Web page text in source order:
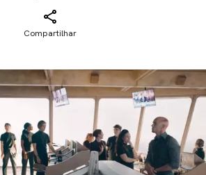
Compartilhar